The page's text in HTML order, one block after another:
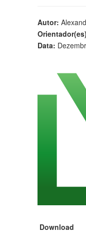
Autor:
Data:
Download